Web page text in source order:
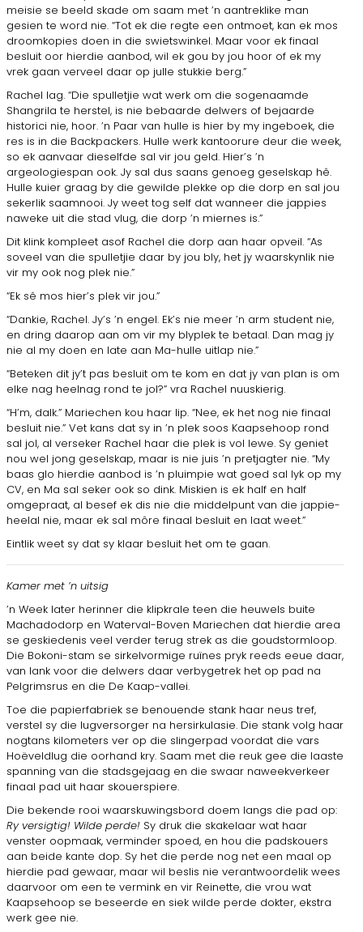
meisie se beeld skade om saam met ’n aantreklike man
gesien te word nie. “Tot ek die regte een ontmoet, kan ek mos
droomkopies doen in die swietswinkel. Maar voor ek finaal
besluit oor hierdie aanbod, wil ek gou by jou hoor of ek my
vrek gaan verveel daar op julle stukkie berg.”
Rachel lag. “Die spulletjie wat werk om die sogenaamde
Shangrila te herstel, is nie bebaarde delwers of bejaarde
historici nie, hoor. ’n Paar van hulle is hier by my ingeboek, die
res is in die Backpackers. Hulle werk kantoorure deur die week,
so ek aanvaar dieselfde sal vir jou geld. Hier’s ’n
argeologiespan ook. Jy sal dus saans genoeg geselskap hê.
Hulle kuier graag by die gewilde plekke op die dorp en sal jou
sekerlik saamnooi. Jy weet tog self dat wanneer die jappies
naweke uit die stad vlug, die dorp ’n miernes is.”
Dit klink kompleet asof Rachel die dorp aan haar opveil. “As
soveel van die spulletjie daar by jou bly, het jy waarskynlik nie
vir my ook nog plek nie.”
“Ek sê mos hier’s plek vir jou.”
“Dankie, Rachel. Jy’s ’n engel. Ek’s nie meer ’n arm student nie,
en dring daarop aan om vir my blyplek te betaal. Dan mag jy
nie al my doen en late aan Ma-hulle uitlap nie.”
“Beteken dit jy’t pas besluit om te kom en dat jy van plan is om
elke nag heelnag rond te jol?” vra Rachel nuuskierig.
“H’m, dalk.” Mariechen kou haar lip. “Nee, ek het nog nie finaal
besluit nie.” Vet kans dat sy in ’n plek soos Kaapsehoop rond
sal jol, al verseker Rachel haar die plek is vol lewe. Sy geniet
nou wel jong geselskap, maar is nie juis ’n pretjagter nie. “My
baas glo hierdie aanbod is ’n pluimpie wat goed sal lyk op my
CV, en Ma sal seker ook so dink. Miskien is ek half en half
omgepraat, al besef ek dis nie die middelpunt van die jappie-
heelal nie, maar ek sal môre finaal besluit en laat weet.”
Eintlik weet sy dat sy klaar besluit het om te gaan.
Kamer met ’n uitsig
’n Week later herinner die klipkrale teen die heuwels buite
Machadodorp en Waterval-Boven Mariechen dat hierdie area
se geskiedenis veel verder terug strek as die goudstormloop.
Die Bokoni-stam se sirkelvormige ruïnes pryk reeds eeue daar,
van lank voor die delwers daar verbygetrek het op pad na
Pelgrimsrus en die De Kaap-vallei.
Toe die papierfabriek se benouende stank haar neus tref,
verstel sy die lugversorger na hersirkulasie. Die stank volg haar
nogtans kilometers ver op die slingerpad voordat die vars
Hoëveldlug die oorhand kry. Saam met die reuk gee die laaste
spanning van die stadsgejaag en die swaar naweekverkeer
finaal pad uit haar skouerspiere.
Die bekende rooi waarskuwingsbord doem langs die pad op:
Ry versigtig! Wilde perde! Sy druk die skakelaar wat haar
venster oopmaak, verminder spoed, en hou die padskouers
aan beide kante dop. Sy het die perde nog net een maal op
hierdie pad gewaar, maar wil beslis nie verantwoordelik wees
daarvoor om een te vermink en vir Reinette, die vrou wat
Kaapsehoop se beseerde en siek wilde perde dokter, ekstra
werk gee nie.